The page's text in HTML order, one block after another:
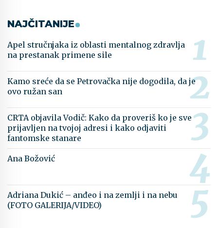
NAJČITANIJE
Apel stručnjaka iz oblasti mentalnog zdravlja
na prestanak primene sile
Kamo sreće da se Petrovačka nije dogodila, da je
ovo ružan san
CRTA objavila Vodič: Kako da proveriš ko je sve
prijavljen na tvojoj adresi i kako odjaviti
fantomske stanare
Ana Božović
Adriana Dukić – anđeo i na zemlji i na nebu
(FOTO GALERIJA/VIDEO)